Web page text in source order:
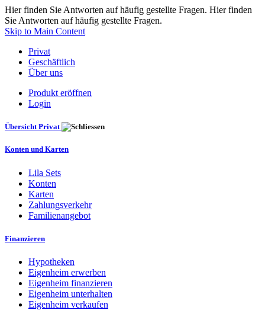
Hier finden Sie Antworten auf häufig gestellte Fragen. Hier finden
Sie Antworten auf häufig gestellte Fragen.
Skip to Main Content
Privat
Geschäftlich
Über uns
Produkt eröffnen
Login
Übersicht Privat
Konten und Karten
Lila Sets
Konten
Karten
Zahlungsverkehr
Familienangebot
Finanzieren
Hypotheken
Eigenheim erwerben
Eigenheim finanzieren
Eigenheim unterhalten
Eigenheim verkaufen